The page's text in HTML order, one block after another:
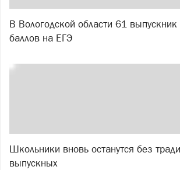
В Вологодской области 61
баллов на ЕГЭ
Школьники вновь останутся без
выпускных